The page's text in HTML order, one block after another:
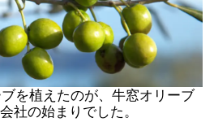
を植えたのが、牛窓オリーブ
社の始まりでした。